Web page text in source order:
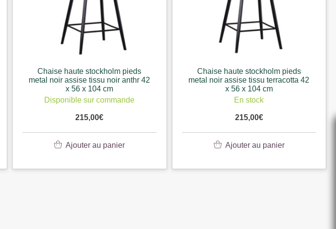
Chaise haute stockholm pieds
metal noir assise tissu terracotta 42
x 56 x 104 cm
En stock
215,00€
Ajouter au panier
Chaise haute stockholm pieds
metal noir assise tissu vert 42 x 56 x
104 cm
En stock
215,00€
Ajouter au panier